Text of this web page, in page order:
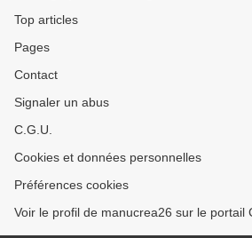
Top articles
Pages
Contact
Signaler un abus
C.G.U.
Cookies et données personnelles
Préférences cookies
Voir le profil de manucrea26 sur le portail